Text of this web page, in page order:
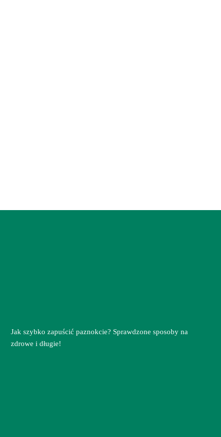
Jak szybko zapuścić paznokcie? Sprawdzone sposoby na
zdrowe i długie!